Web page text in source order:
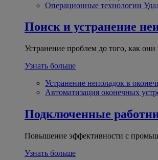
Операционные технологии
Поиск и устранение
Устранение проблем до того, как
Узнать больше
Устранение неполадок в
Автоматизация оконечных
Подключенные
Повышение эффективности с
Узнать больше